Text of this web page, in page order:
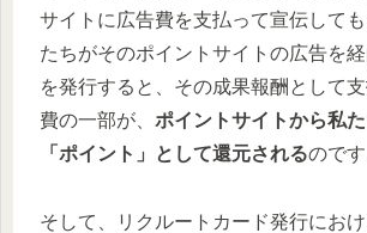
サイトに広告費を支払って宣伝して
たちがそのポイントサイトの広告を
を発行すると、その成果報酬として
費の一部が、 ポイントサイトから私
「ポイント」として還元されるのです
そして、リクルートカード発行にお